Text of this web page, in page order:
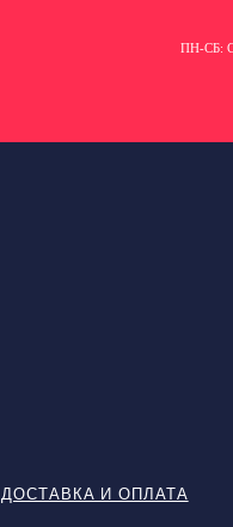
ПН-СБ:
ДОСТАВКА И ОПЛАТА